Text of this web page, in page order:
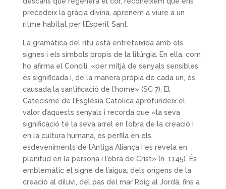
precedeix la gràcia divina, aprenem a viure a un
ritme habitat per l’Esperit Sant.
La gramàtica del ritu està entreteixida amb els
signes i els símbols propis de la litúrgia. En ella, com
ho afirma el Concili, «per mitjà de senyals sensibles
és significada i, de la manera pròpia de cada un, és
causada la santificació de l’home» (SC 7). El
Catecisme de l’Església Catòlica aprofundeix el
valor d’aquests senyals i recorda que «la seva
significació té la seva arrel en l’obra de la creació i
en la cultura humana, es perfila en els
esdeveniments de l’Antiga Aliança i es revela en
plenitud en la persona i l’obra de Crist» (n. 1145). És
emblemàtic el signe de l’aigua: dels orígens de la
creació al diluvi, del pas del mar Roig al Jordà, fins a